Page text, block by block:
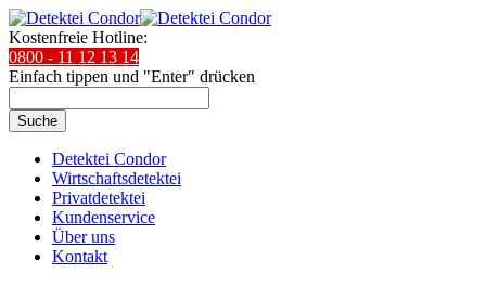
Kostenfreie Hotline:
0800 - 11 12 13 14
Einfach tippen und "Enter" drücken
Suche
Detektei Condor
Wirtschaftsdetektei
Privatdetektei
Kundenservice
Über uns
Kontakt